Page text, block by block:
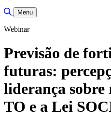
Alternar pesquisa
Menu
Webinar
Previsão de
futuras:
liderança sobre
TO e a Lei